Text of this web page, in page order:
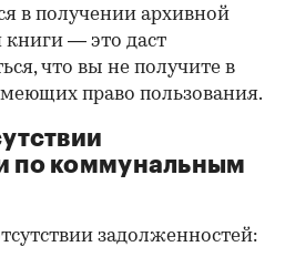
в получении архивной
— это даст
что вы не получите в
право пользования.
по коммунальным
задолженностей: